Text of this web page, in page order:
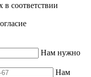
в соответствии
Нам нужно
Нам